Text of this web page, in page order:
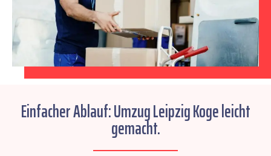
Einfacher Ablauf: Umzug Leipzig Koge leicht
gemacht.